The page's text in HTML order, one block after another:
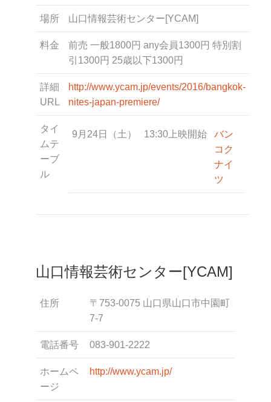
場所 山口情報芸術センター[YCAM]
料金
前売 一般1800円 any会員1300円 特別割
引1300円 25歳以下1300円
詳細
URL
http://www.ycam.jp/events/2016/bangkok-
nites-japan-premiere/
タイ
ムテ
ーブ
ル
9月24日（土） 13:30上映開始
バン
コク
ナイ
ツ
山口情報芸術センター[YCAM]
住所
〒753-0075 山口県山口市中園町
7-7
電話番号 083-901-2222
ホームペ
ージ
http://www.ycam.jp/